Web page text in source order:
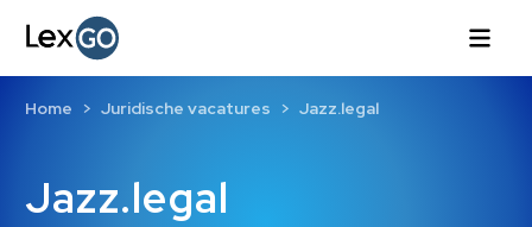
Jazz.legal
Home Juridische vacatures Jazz.legal